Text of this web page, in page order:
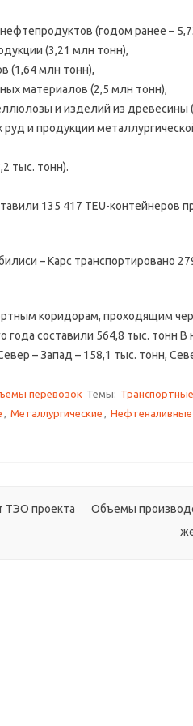
(годом ранее –
(3,21 млн тонн),
(1,64 млн тонн),
материалов (2,5 млн тонн),
и изделий из древесины
руд и продукции
тыс. тонн).
135 417 TEU-контейнеров
– Карс транспортировано
коридорам, проходящим
составили 564,8 тыс. тонн В
– Запад – 158,1 тыс. тонн,
перевозок Темы:
, Металлургические , Нефтеналивные
ТЭО проекта
Объемы